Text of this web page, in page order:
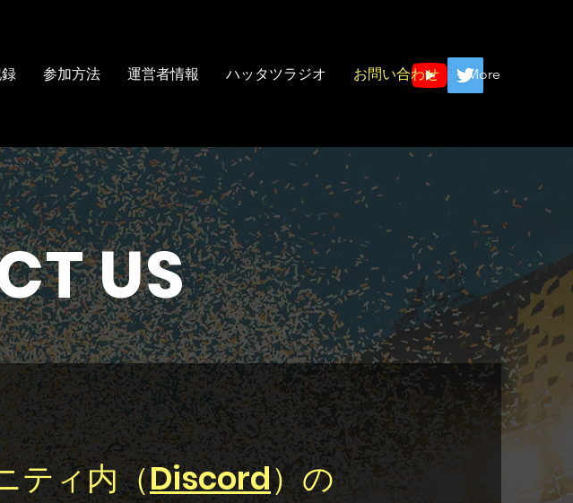
参加方法 運営者情報 ハッタツラジオ お問い合わせ More
US
ティ内（Discord）の